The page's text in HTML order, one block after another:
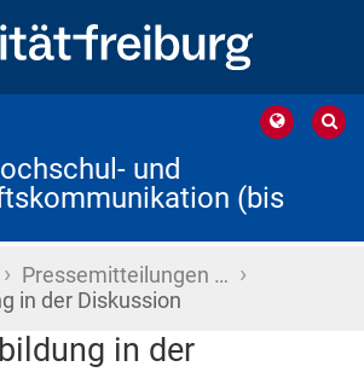
und
(bis
› Pressemitteilungen … ›
in der Diskussion
in der